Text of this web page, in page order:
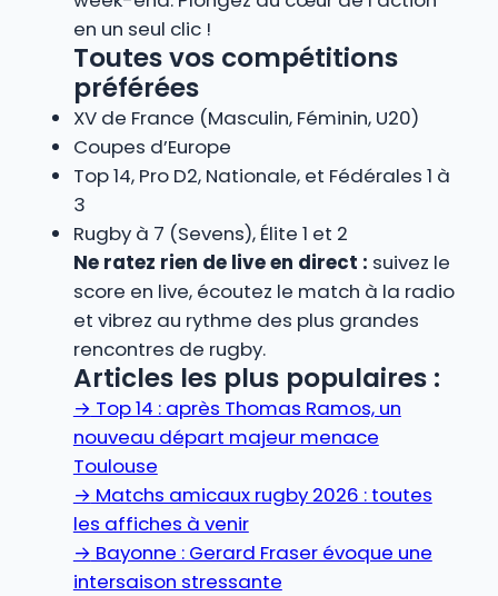
en un seul clic !
Toutes vos compétitions
préférées
XV de France (Masculin, Féminin, U20)
Coupes d’Europe
Top 14, Pro D2, Nationale, et Fédérales 1 à
3
Rugby à 7 (Sevens), Élite 1 et 2
Ne ratez rien de live en direct : suivez le
score en live, écoutez le match à la radio
et vibrez au rythme des plus grandes
rencontres de rugby.
Articles les plus populaires :
→ Top 14 : après Thomas Ramos, un
nouveau départ majeur menace
Toulouse
→ Matchs amicaux rugby 2026 : toutes
les affiches à venir
→ Bayonne : Gerard Fraser évoque une
intersaison stressante